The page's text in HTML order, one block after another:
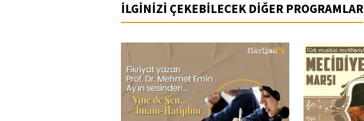
İLGİNİZİ ÇEKEBİLECEK DİĞER PROGRAMLAR